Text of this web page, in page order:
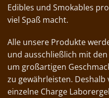
Edibles und Smokables
viel Spaß macht.
Alle unsere Produkte
und ausschließlich mit
um großartigen
zu gewährleisten.
einzelne Charge